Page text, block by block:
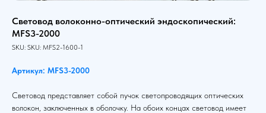
Световод волоконно-оптический эндоскопический:
MFS3-2000
SKU: SKU: MFS2-1600-1
Артикул: MFS3-2000
Световод представляет собой пучок светопроводящих оптических
волокон, заключенных в оболочку. На обоих концах световод имеет